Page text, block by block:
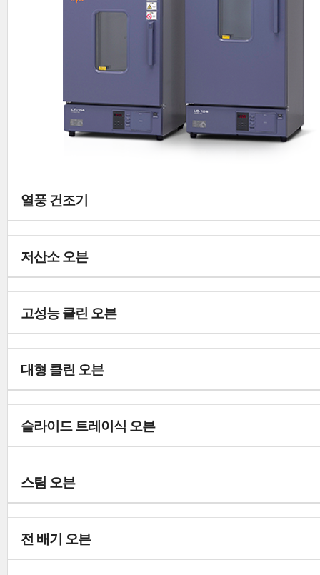
열풍 건조기
저산소 오븐
고성능 클린 오븐
대형 클린 오븐
슬라이드 트레이식 오븐
스팀 오븐
전 배기 오븐